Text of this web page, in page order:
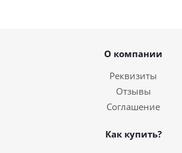
О компании
Реквизиты
Отзывы
Соглашение
Как купить?